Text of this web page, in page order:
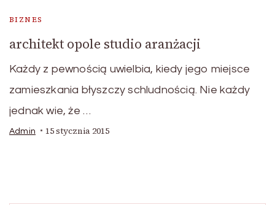
BIZNES
architekt opole studio aranżacji
Każdy z pewnością uwielbia, kiedy jego miejsce
zamieszkania błyszczy schludnością. Nie każdy
jednak wie, że …
Admin 15 stycznia 2015